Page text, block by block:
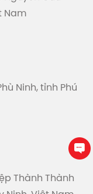
Nam
Ninh, tỉnh Phú
Thành Thành